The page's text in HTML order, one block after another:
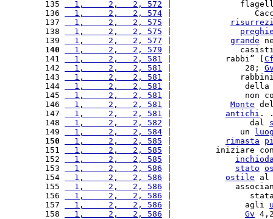
135
  1,     2,   2, 572
|
136
  1,     2,   2, 574
|
137
  1,     2,   2, 575
138
  1,     2,   2, 575
139
  1,     2,   2, 577
grande
140
  1,     2,   2, 579
|
141
  1,     2,   2, 581
|           rabbi” [
142
  1,     2,   2, 581
|               28;
143
  1,     2,   2, 581
|
144
  1,     2,   2, 581
|
145
  1,     2,   2, 581
|               non
146
  1,     2,   2, 581
Monte
147
  1,     2,   2, 581
antichi .
148
  1,     2,   2, 582
|                dal
149
  1,     2,   2, 584
|              un
150
  1,     2,   2, 585
rimasta
151
  1,     2,   2, 585
|         iniziare
152
  1,     2,   2, 585
153
  1,     2,   2, 586
stato
154
  1,     2,   2, 586
ostile
155
  1,     2,   2, 586
|
156
  1,     2,   2, 586
|                stata
157
  1,     2,   2, 586
|               agli
158
  1,     2,   2, 586
Gv